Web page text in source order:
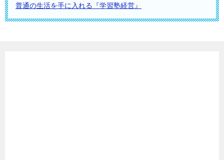
普通の生活を手に入れる『学習塾経営』